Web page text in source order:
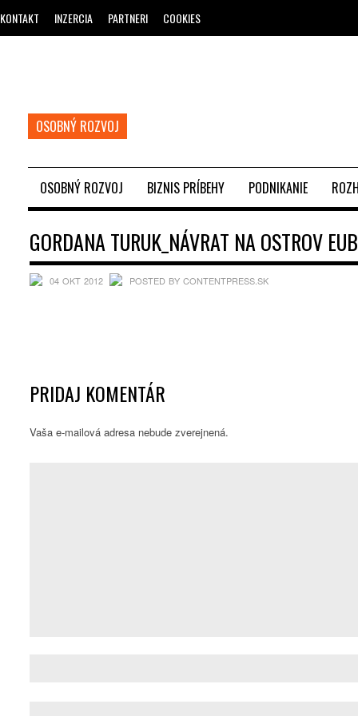
KONTAKT INZERCIA PARTNERI COOKIES
OSOBNÝ ROZVOJ
OSOBNÝ ROZVOJ BIZNIS PRÍBEHY PODNIKANIE
GORDANA TURUK_NÁVRAT NA OSTROV
04 OKT 2012 POSTED BY CONTENTPRESS.SK
PRIDAJ KOMENTÁR
Vaša e-mailová adresa nebude zverejnená.